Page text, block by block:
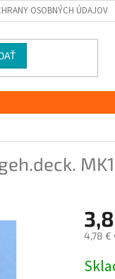
OSOBNÝCH ÚDAJOV
4,78 €
cena: